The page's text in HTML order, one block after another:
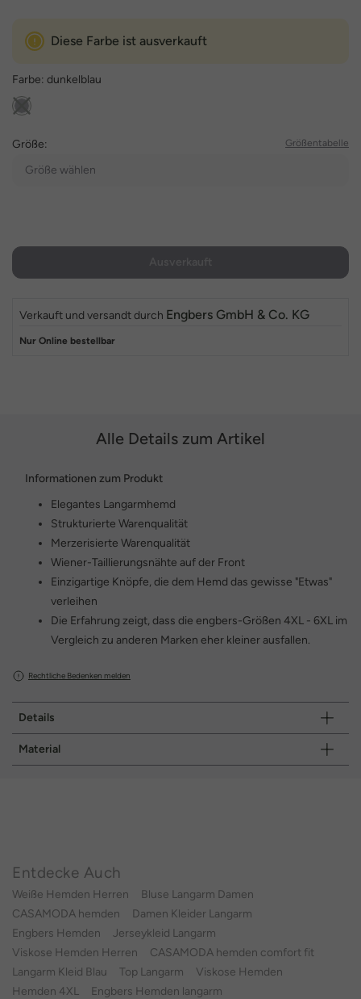
Diese Farbe ist ausverkauft
Farbe: dunkelblau
Größe: Größentabelle
Größe wählen
Verkauft und versandt durch Engbers GmbH & Co. KG
Nur Online bestellbar
Alle Details zum Artikel
Informationen zum Produkt
Elegantes Langarmhemd
Strukturierte Warenqualität
Merzerisierte Warenqualität
Wiener-Taillierungsnähte auf der Front
Einzigartige Knöpfe, die dem Hemd das gewisse "Etwas"
verleihen
Die Erfahrung zeigt, dass die engbers-Größen 4XL - 6XL im
Vergleich zu anderen Marken eher kleiner ausfallen.
Rechtliche Bedenken melden
Details
Material
Entdecke Auch
Weiße Hemden Herren
Bluse Langarm Damen
CASAMODA hemden
Damen Kleider Langarm
Engbers Hemden
Jerseykleid Langarm
Viskose Hemden Herren
CASAMODA hemden comfort fit
Langarm Kleid Blau
Top Langarm
Viskose Hemden
Hemden 4XL
Engbers Hemden langarm